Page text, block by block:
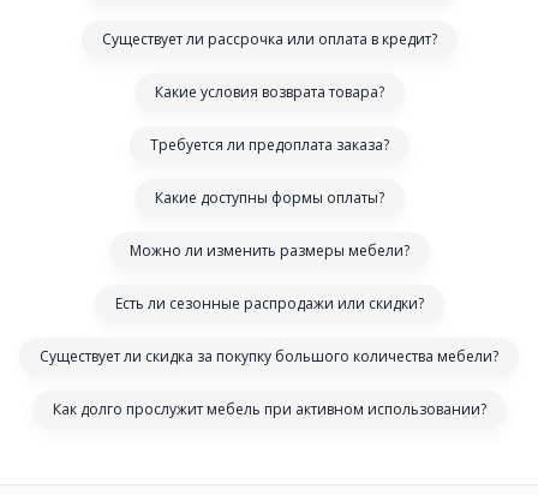
Существует ли рассрочка или оплата в кредит?
Какие условия возврата товара?
Требуется ли предоплата заказа?
Какие доступны формы оплаты?
Можно ли изменить размеры мебели?
Есть ли сезонные распродажи или скидки?
Существует ли скидка за покупку большого количества мебели?
Как долго прослужит мебель при активном использовании?